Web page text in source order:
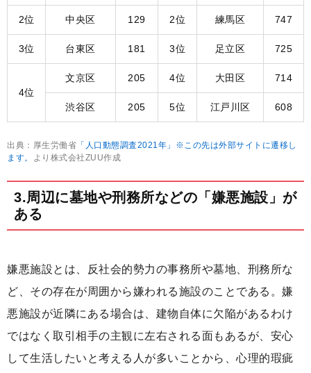
2位 中央区 129 2位 練馬区 747
3位 台東区 181 3位 足立区 725
4位
文京区 205 4位 大田区 714
渋谷区 205 5位 江戸川区 608
出典：厚生労働省 「人口動態調査2021年」※この先は外部サイトに遷移し
ます。
より株式会社ZUU作成
3.周辺に墓地や刑務所などの「嫌悪施設」が
ある
嫌悪施設とは、反社会的勢力の事務所や墓地、刑務所な
ど、その存在が周囲から嫌われる施設のことである。嫌
悪施設が近隣にある場合は、建物自体に欠陥があるわけ
ではなく取引相手の主観に左右される面もあるが、安心
して生活したいと考える人が多いことから、心理的瑕疵